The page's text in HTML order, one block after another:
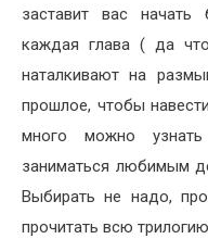
заставит вас
каждая глава ( да
наталкивают на
прошлое, чтобы
много можно
заниматься любимым
Выбирать не надо,
прочитать всю